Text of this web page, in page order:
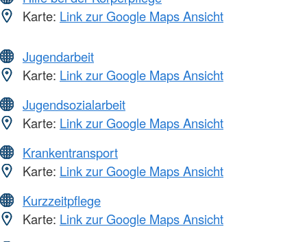
Karte: Link zur Google Maps Ansicht
Jugendarbeit
Karte: Link zur Google Maps Ansicht
Jugendsozialarbeit
Karte: Link zur Google Maps Ansicht
Krankentransport
Karte: Link zur Google Maps Ansicht
Kurzzeitpflege
Karte: Link zur Google Maps Ansicht